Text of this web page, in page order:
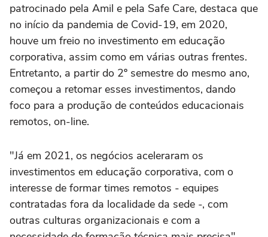
patrocinado pela Amil e pela Safe Care, destaca que
no início da pandemia de Covid-19, em 2020,
houve um freio no investimento em educação
corporativa, assim como em várias outras frentes.
Entretanto, a partir do 2º semestre do mesmo ano,
começou a retomar esses investimentos, dando
foco para a produção de conteúdos educacionais
remotos, on-line.
"Já em 2021, os negócios aceleraram os
investimentos em educação corporativa, com o
interesse de formar times remotos - equipes
contratadas fora da localidade da sede -, com
outras culturas organizacionais e com a